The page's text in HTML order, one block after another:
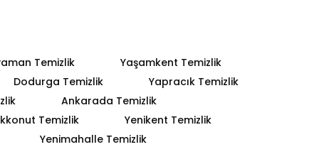
Temizlik
Yaşamkent Temizlik
Dodurga Temizlik
Yapracık Temizlik
Ankarada Temizlik
Temizlik
Yenikent Temizlik
Yenimahalle Temizlik